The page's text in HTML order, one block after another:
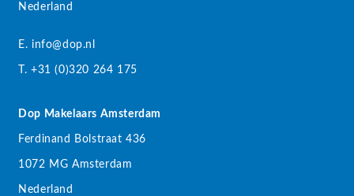
Nederland
E. info@dop.nl
T. +31 (0)320 264 175
Dop Makelaars Amsterdam
Ferdinand Bolstraat 436
1072 MG Amsterdam
Nederland